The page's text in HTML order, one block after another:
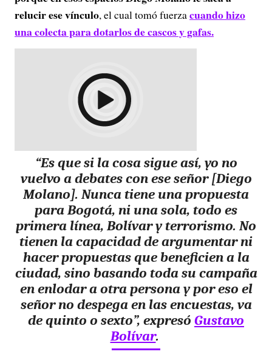
relucir ese vínculo, el cual tomó fuerzacuando hizo
una colecta para dotarlos de cascos y gafas.
“Es que si la cosa sigue así, yo no
vuelvo a debates con ese señor [Diego
Molano]. Nunca tiene una propuesta
para Bogotá, ni una sola, todo es
primera línea, Bolívar y terrorismo. No
tienen la capacidad de argumentar ni
hacer propuestas que beneficien a la
ciudad, sino basando toda su campaña
en enlodar a otra persona y por eso el
señor no despega en las encuestas, va
de quinto o sexto”, expresó Gustavo
Bolívar.